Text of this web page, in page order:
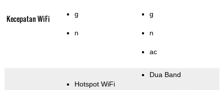
Kecepatan WiFi g
n
g
n
ac
Hotspot WiFi
Dua Band